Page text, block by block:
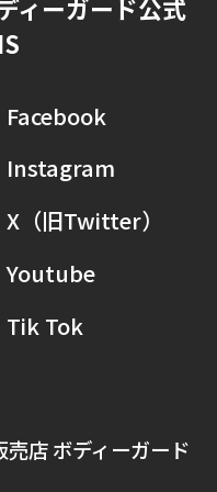
ィーガード公式
Facebook
Instagram
X（旧Twitter）
Youtube
Tik Tok
店 ボディーガード